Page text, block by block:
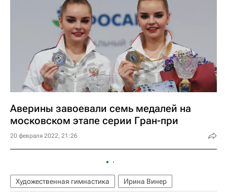
Аверины завоевали семь медалей на
московском этапе серии Гран-при
20 февраля 2022, 21:26
Художественная гимнастика Ирина Винер